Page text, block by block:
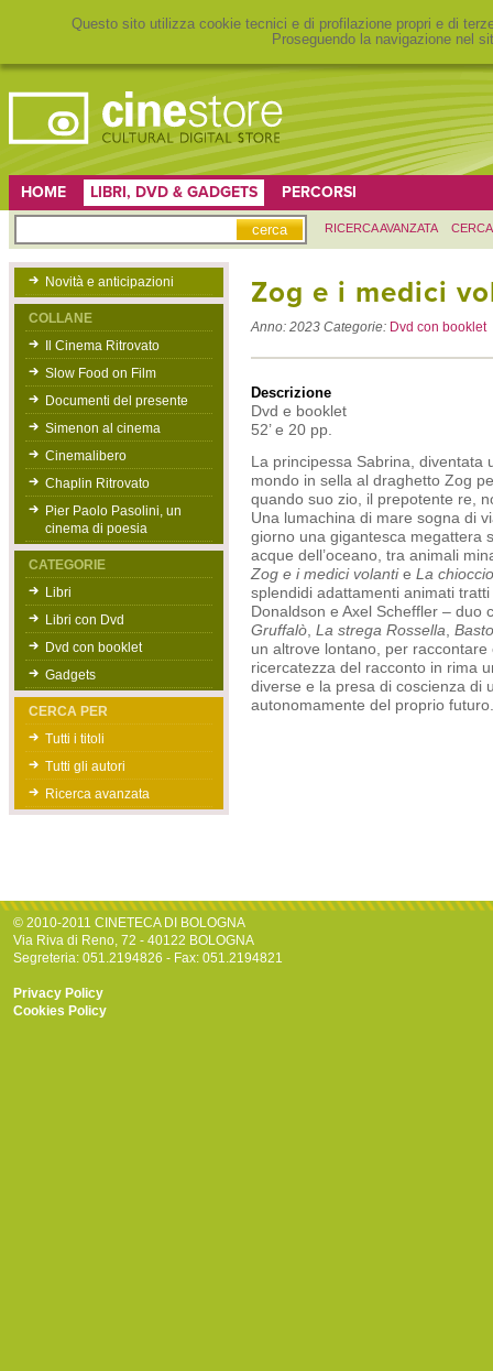
Questo sito utilizza cookie tecnici e di profilazione propri e di
Proseguendo la navigazione nel
HOME LIBRI, DVD & GADGETS PERCORSI
RICERCA AVANZATA
Novità e anticipazioni
COLLANE
Il Cinema Ritrovato
Slow Food on Film
Documenti del presente
Simenon al cinema
Cinemalibero
Chaplin Ritrovato
Pier Paolo Pasolini, un
cinema di poesia
CATEGORIE
Libri
Libri con Dvd
Dvd con booklet
Gadgets
CERCA PER
Tutti i titoli
Tutti gli autori
Ricerca avanzata
Zog e i medici
Anno:2023 Categorie: Dvd con booklet
Descrizione
Dvd e booklet
52’ e 20 pp.
La principessa Sabrina, diventata
mondo in sella al draghetto Zog
quando suo zio, il prepotente re,
Una lumachina di mare sogna di
giorno una gigantesca megattera
acque dell’oceano, tra animali
Zog e i medici volantie La
splendidi adattamenti animati tratti
Donaldson e Axel Scheffler –
Gruffalò, La strega Rossella,
un altrove lontano, per
ricercatezza del racconto in rima
diverse e la presa di coscienza di
autonomamente del proprio futuro.
© 2010-2011 CINETECA DI BOLOGNA
Via Riva di Reno, 72 - 40122 BOLOGNA
Segreteria: 051.2194826 - Fax: 051.2194821
Privacy Policy
Cookies Policy